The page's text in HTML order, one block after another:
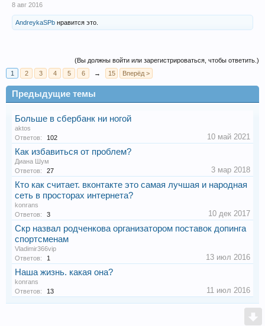
8 авг 2016
AndreykaSPb нравится это.
(Вы должны войти или зарегистрироваться, чтобы ответить.)
1
2 3 4 5 6 → 15 Вперёд >
Предыдущие темы
Больше в сбербанк ни ногой
aktos
Ответов:
102 10 май 2021
Как избавиться от проблем?
Диана Шум
Ответов:
27 3 мар 2018
Кто как считает. вконтакте это самая лучшая и народная
сеть в просторах интернета?
konrans
Ответов:
3 10 дек 2017
Скр назвал родченкова организатором поставок допинга
спортсменам
Vladimir366vip
Ответов:
1 13 июл 2016
Наша жизнь. какая она?
konrans
Ответов:
13 11 июл 2016